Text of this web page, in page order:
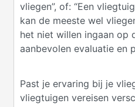
vliegen”, of: “Een
kan de meeste wel
het niet willen ingaan op
aanbevolen evaluatie en
Past je ervaring bij je
vliegtuigen vereisen